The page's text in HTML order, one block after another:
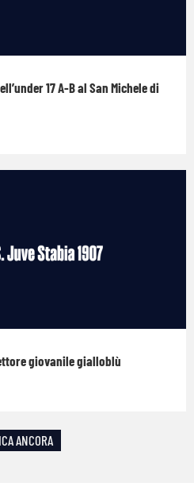
17 A-B al San Michele di
giovanile gialloblù
ANCORA